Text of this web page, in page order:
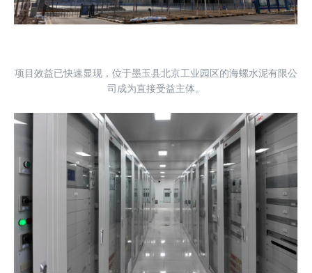
项目效益已快速显现，位于墨玉县北京工业园区的海螺水泥有限公
司成为直接受益主体。